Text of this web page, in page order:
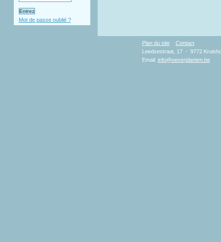
Mot de passe oublié ?
Plan du site Contact
Leedsestraat, 17 - 9772
Email: info@oeverplanten.be